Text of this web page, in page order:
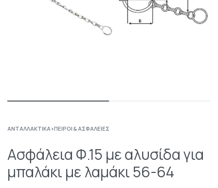
ΑΝΤΑΛΛΑΚΤΙΚΆ›ΠΕΊΡΟΙ & ΑΣΦΆΛΕΙΕΣ
Ασφάλεια Φ.15 με αλυσίδα για
μπαλάκι με λαμάκι 56-64